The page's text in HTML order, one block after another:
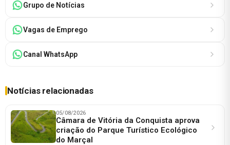
Grupo de Notícias
Vagas de Emprego
Canal WhatsApp
Notícias relacionadas
05/08/2026
Câmara de Vitória da Conquista aprova
criação do Parque Turístico Ecológico
do Marçal